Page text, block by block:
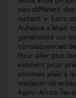
peu différent
instant ». Lors
Aubaine s’était
générosité sur
conséquences
Pour aller plus
existent pour
sommes allés à
médecin-
Agirc-Arrco Île-